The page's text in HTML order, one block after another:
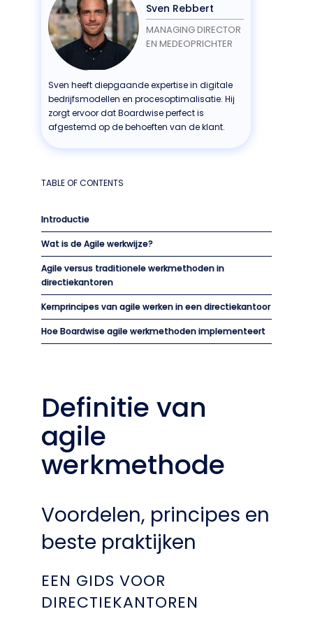
Sven Rebbert
MANAGING DIRECTOR
EN MEDEOPRICHTER
Sven heeft diepgaande expertise in digitale
bedrijfsmodellen en procesoptimalisatie. Hij
zorgt ervoor dat Boardwise perfect is
afgestemd op de behoeften van de klant.
TABLE OF CONTENTS
Introductie
Wat is de Agile werkwijze?
Agile versus traditionele werkmethoden in
directiekantoren
Kernprincipes van agile werken in een directiekantoor
Hoe Boardwise agile werkmethoden implementeert
Definitie van
agile
werkmethode
Voordelen, principes en
beste praktijken
EEN GIDS VOOR
DIRECTIEKANTOREN